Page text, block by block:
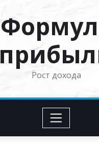
Рост дохода